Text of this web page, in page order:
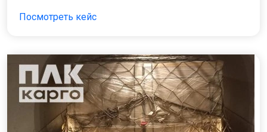
Посмотреть кейс